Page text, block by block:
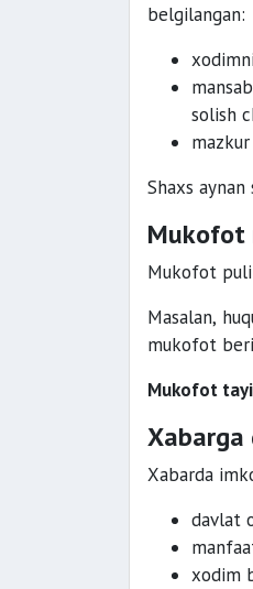
belgilangan:
solish
Shaxs
Mukofot
Mukofot puli
Masalan,
mukofot
Mukofot
Xabarda
davlat
xodim